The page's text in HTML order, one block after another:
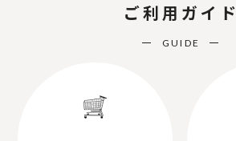
ご利用ガイド
GUIDE